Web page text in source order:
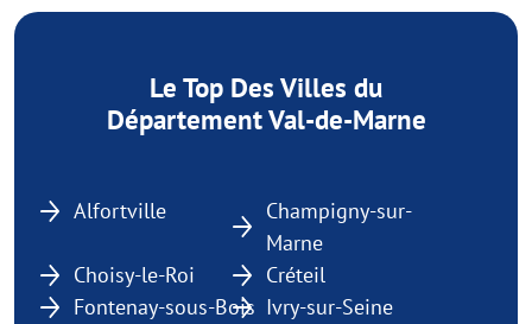
Le Top Des Villes du
Département Val-de-Marne
Alfortville
Champigny-sur-
Marne
Choisy-le-Roi
Créteil
Fontenay-sous-Bois Ivry-sur-Seine